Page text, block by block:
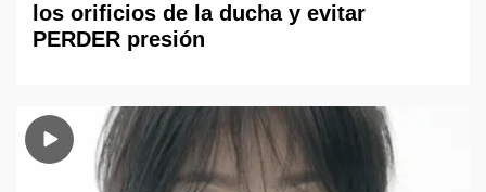
los orificios de la ducha y evitar
PERDER presión